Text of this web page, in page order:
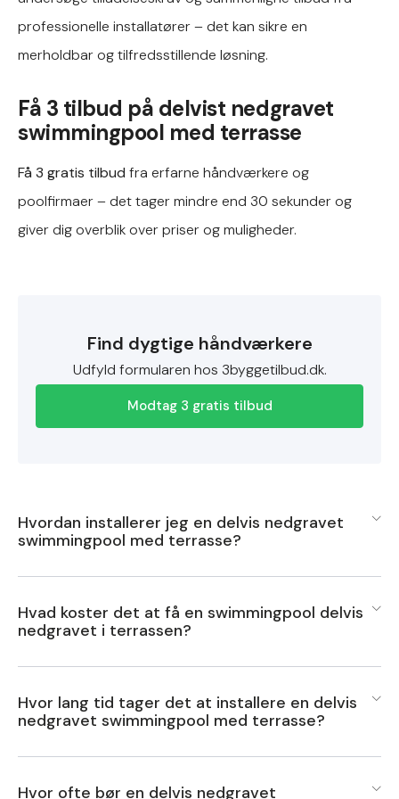
professionelle installatører – det kan sikre en
merholdbar og tilfredsstillende løsning.
Få 3 tilbud på delvist nedgravet
swimmingpool med terrasse
Få 3 gratis tilbud fra erfarne håndværkere og
poolfirmaer – det tager mindre end 30 sekunder og
giver dig overblik over priser og muligheder.
Find dygtige håndværkere
Udfyld formularen hos 3byggetilbud.dk.
Modtag 3 gratis tilbud
Hvordan installerer jeg en delvis nedgravet
swimmingpool med terrasse?
terrasse skal du først vælge en passende placering og
sikre, at der ikke er nogen underjordiske ledninger eller
rør, der kan forstyrre installationen.
Grav et hul, der er dybt nok til at rumme poolen, og sørg
for, at bunden er jævn og stabil.
Hvad koster det at få en swimmingpool delvis
nedgravet i terrassen?
terrassen kan variere afhængigt af flere faktorer såsom
poolens størrelse, materialevalg, kompleksiteten af
installationen, jordbundsforhold, og geografisk
placering.
Hvor lang tid tager det at installere en delvis
nedgravet swimmingpool med terrasse?
terrasse kan tage mellem 2 til 6 uger afhængigt af
Hvor ofte bør en delvis nedgravet